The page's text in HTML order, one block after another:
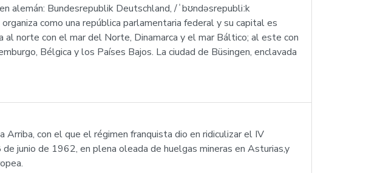
alemán: Bundesrepublik Deutschland, /ˈbʊndəsrepubliːk
como una república parlamentaria federal y su capital es
norte con el mar del Norte, Dinamarca y el mar Báltico; al este con
Bélgica y los Países Bajos. La ciudad de Büsingen, enclavada
con el que el régimen franquista dio en ridiculizar el IV
junio de 1962, en plena oleada de huelgas mineras en Asturias,y